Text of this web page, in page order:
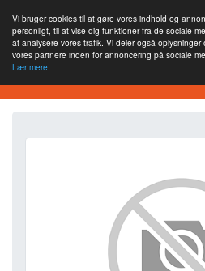
Vi bruger cookies til at gøre vores indhold og
personligt, til at vise dig funktioner fra de sociale
at analysere vores trafik. Vi deler også
vores partnere inden for annoncering på sociale
Lær mere
SEO Analytics